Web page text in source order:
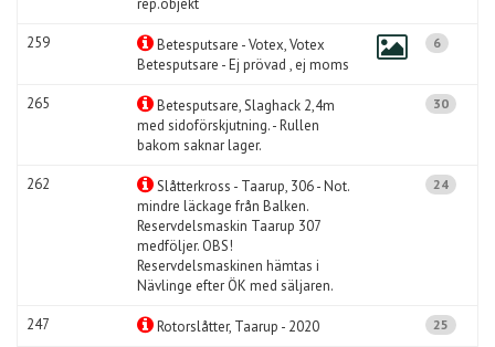
rep.objekt
259
Betesputsare - Votex, Votex
Betesputsare - Ej prövad , ej moms
6
265
Betesputsare, Slaghack 2,4m
med sidoförskjutning. - Rullen
bakom saknar lager.
30
262
Slåtterkross - Taarup, 306 - Not.
mindre läckage från Balken.
Reservdelsmaskin Taarup 307
medföljer. OBS!
Reservdelsmaskinen hämtas i
Nävlinge efter ÖK med säljaren.
24
247 Rotorslåtter, Taarup - 2020 25